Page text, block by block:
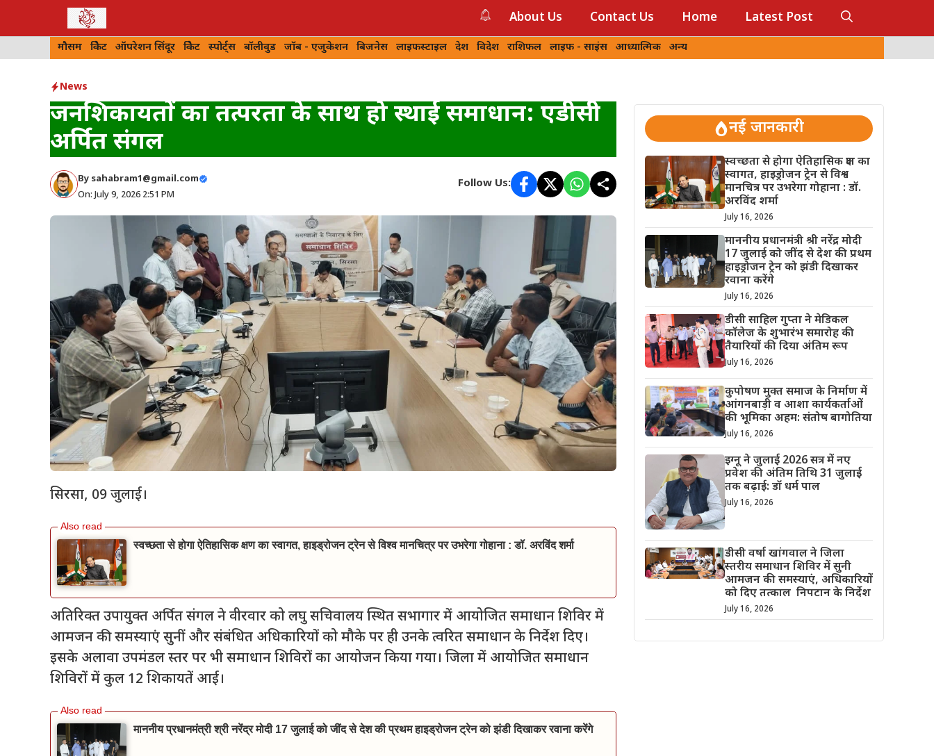
About Us Contact Us Home Latest Post
मौसम क्रिकेट ऑपरेशन सिंदूर क्रिकेट स्पोर्ट्स बॉलीवुड जॉब - एजुकेशन बिजनेस लाइफस्टाइल देश विदेश राशिफल लाइफ - साइंस आध्यात्मिक अन्य
News
जनशिकायतों का तत्परता के साथ हो स्थाई समाधान: एडीसी
अर्पित संगल
By sahabram1@gmail.com
On: July 9, 2026 2:51 PM
Follow Us:
सिरसा, 09 जुलाई।
स्वच्छता से होगा ऐतिहासिक क्षण का स्वागत, हाइड्रोजन ट्रेन से विश्व मानचित्र पर उभरेगा गोहाना : डॉ. अरविंद शर्मा
अतिरिक्त उपायुक्त अर्पित संगल ने वीरवार को लघु सचिवालय स्थित सभागार में आयोजित समाधान शिविर में
आमजन की समस्याएं सुनीं और संबंधित अधिकारियों को मौके पर ही उनके त्वरित समाधान के निर्देश दिए।
इसके अलावा उपमंडल स्तर पर भी समाधान शिविरों का आयोजन किया गया। जिला में आयोजित समाधान
शिविरों में कुल 12 शिकायतें आई।
माननीय प्रधानमंत्री श्री नरेंद्र मोदी 17 जुलाई को जींद से देश की प्रथम हाइड्रोजन ट्रेन को झंडी दिखाकर रवाना करेंगे
नई जानकारी
स्वच्छता से होगा ऐतिहासिक क्षण का
स्वागत, हाइड्रोजन ट्रेन से विश्व
मानचित्र पर उभरेगा गोहाना : डॉ.
अरविंद शर्मा
July 16, 2026
माननीय प्रधानमंत्री श्री नरेंद्र मोदी
17 जुलाई को जींद से देश की प्रथम
हाइड्रोजन ट्रेन को झंडी दिखाकर
रवाना करेंगे
July 16, 2026
डीसी साहिल गुप्ता ने मेडिकल
कॉलेज के शुभारंभ समारोह की
तैयारियों की दिया अंतिम रूप
July 16, 2026
कुपोषण मुक्त समाज के निर्माण में
आंगनबाड़ी व आशा कार्यकर्ताओं
की भूमिका अहम: संतोष बागोतिया
July 16, 2026
इग्नू ने जुलाई 2026 सत्र में नए
प्रवेश की अंतिम तिथि 31 जुलाई
तक बढ़ाई: डॉ धर्म पाल
July 16, 2026
डीसी वर्षा खांगवाल ने जिला
स्तरीय समाधान शिविर में सुनी
आमजन की समस्याएं, अधिकारियों
को दिए तत्काल निपटान के निर्देश
July 16, 2026